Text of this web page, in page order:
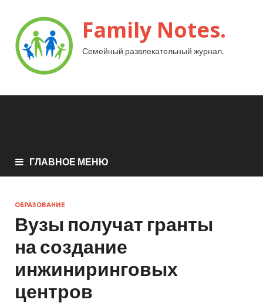
Family Notes.
Семейный развлекательный журнал.
ГЛАВНОЕ МЕНЮ
ОБРАЗОВАНИЕ
Вузы получат гранты
на создание
инжиниринговых
центров